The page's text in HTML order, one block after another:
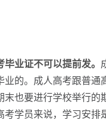
业证不可以提前发。
业的。成人高考跟普
末也要进行学校举行
考学员来说，学习安